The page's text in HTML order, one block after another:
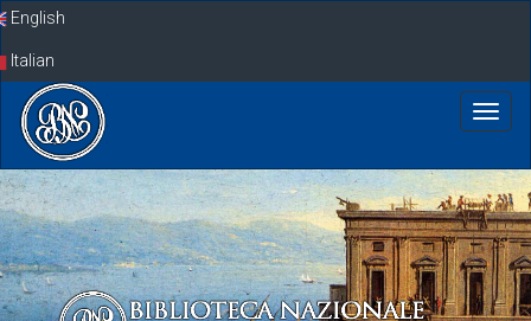
SkipEnglish
Italian